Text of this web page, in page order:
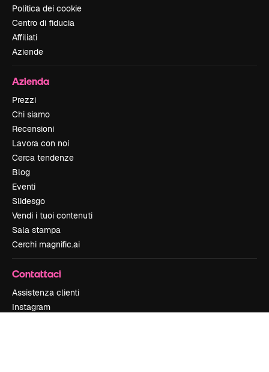
Politica dei cookie
Centro di fiducia
Affiliati
Aziende
Azienda
Prezzi
Chi siamo
Recensioni
Lavora con noi
Cerca tendenze
Blog
Eventi
Slidesgo
Vendi i tuoi contenuti
Sala stampa
Cerchi magnific.ai
Contattaci
Assistenza clienti
Instagram